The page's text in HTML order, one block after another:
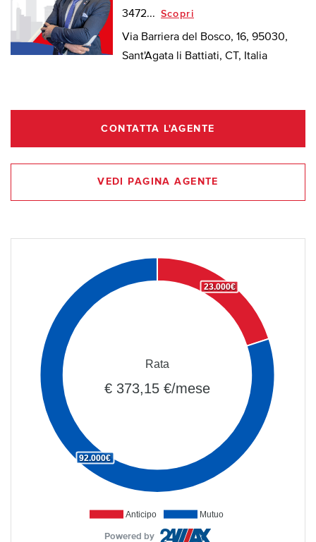
3472... Scopri
Via Barriera del Bosco, 16, 95030,
Sant'Agata li Battiati, CT, Italia
CONTATTA L'AGENTE
VEDI PAGINA AGENTE
Anticipo Mutuo
23.000€
92.000€
Rata
€ 373,15 €/mese
Powered by